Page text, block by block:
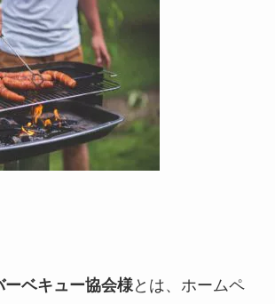
ーベキュー協会様とは、ホームペ